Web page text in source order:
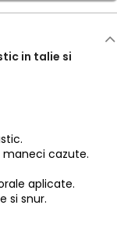
in talie si
maneci cazute.
aplicate.
si snur.